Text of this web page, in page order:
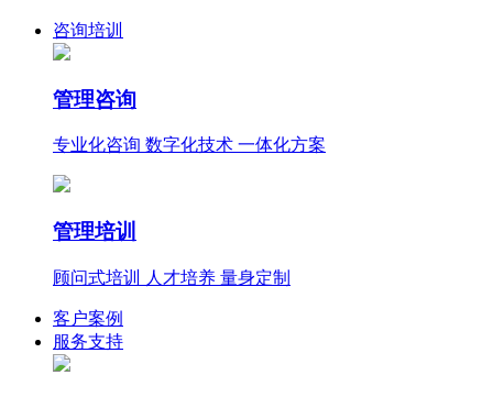
咨询培训
管理咨询
专业化咨询 数字化技术 一体化方案
管理培训
顾问式培训 人才培养 量身定制
客户案例
服务支持